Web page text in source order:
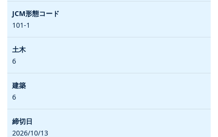
101-1
6
6
2026/10/13